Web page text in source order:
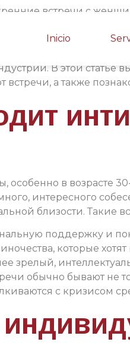
Inicio
встречи с
к услугам
Примечательно,
в восприятии
В этой статье
встречи, а также
особенно в возрасте
интересного
близости. Такие
поддержку и
которые
зрелый,
обычно бывают не
с кризисом